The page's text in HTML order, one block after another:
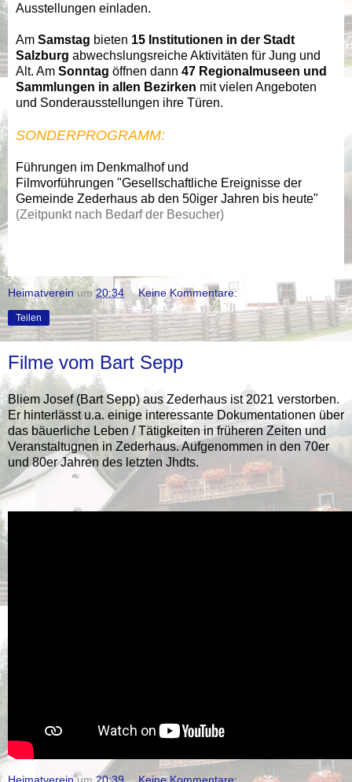
Ausstellungen einladen.
Am Samstag bieten 15 Institutionen in der Stadt
Salzburg abwechslungsreiche Aktivitäten für Jung und
Alt. Am Sonntag öffnen dann 47 Regionalmuseen und
Sammlungen in allen Bezirken mit vielen Angeboten
und Sonderausstellungen ihre Türen.
SONDERPROGRAMM:
Führungen im Denkmalhof und
Filmvorführungen "Gesellschaftliche Ereignisse der
Gemeinde Zederhaus ab den 50iger Jahren bis heute"
(Zeitpunkt nach Bedarf der Besucher)
Heimatverein um20:34 Keine Kommentare:
Teilen
Filme vom Bart Sepp
Bliem Josef (Bart Sepp) aus Zederhaus ist 2021 verstorben.
Er hinterlässt u.a. einige interessante Dokumentationen über
das bäuerliche Leben / Tätigkeiten in früheren Zeiten und
Veranstaltugnen in Zederhaus. Aufgenommen in den 70er
und 80er Jahren des letzten Jhdts.